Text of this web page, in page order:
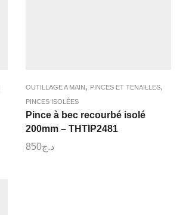
OUTILLAGE A MAIN, PINCES ET TENAILLES,
PINCES ISOLÉES
Pince à bec recourbé isolé
200mm – THTIP2481
د.ج850